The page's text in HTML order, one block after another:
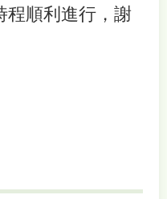
程順利進行，謝